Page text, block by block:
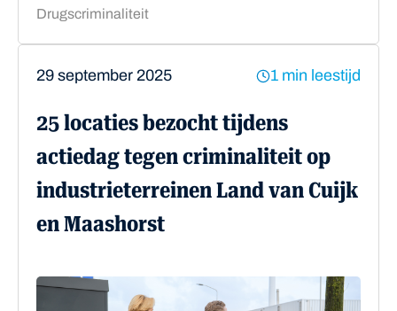
Drugscriminaliteit
29 september 2025 1 min leestijd
25 locaties bezocht tijdens
actiedag tegen criminaliteit op
industrieterreinen Land van Cuijk
en Maashorst